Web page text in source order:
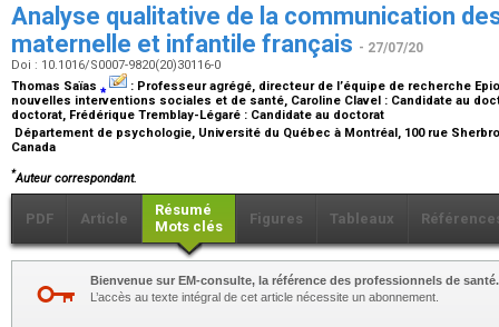
Analyse qualitative de la communication
maternelle et infantile français - 27/07/20
Doi : 10.1016/S0007-9820(20)30116-0
Thomas Saïas ⁎ : Professeur agrégé, directeur de l’équipe de recherche
nouvelles interventions sociales et de santé, Caroline Clavel : Candidate au
doctorat, Frédérique Tremblay-Légaré : Candidate au doctorat
Département de psychologie, Université du Québec à Montréal, 100 rue
Canada
*Auteur correspondant.
PDF Article
Résumé
Mots clés
Figures Tableaux
Bienvenue sur EM-consulte, la référence des professionnels de santé.
L’accès au texte intégral de cet article nécessite un abonnement.